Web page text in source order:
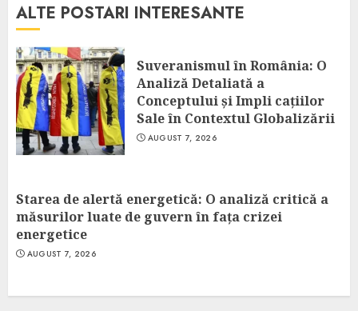
ALTE POSTARI INTERESANTE
Suveranismul în România: O
Analiză Detaliată a
Conceptului și Impli cațiilor
Sale în Contextul Globalizării
AUGUST 7, 2026
Starea de alertă energetică: O analiză critică a
măsurilor luate de guvern în fața crizei
energetice
AUGUST 7, 2026